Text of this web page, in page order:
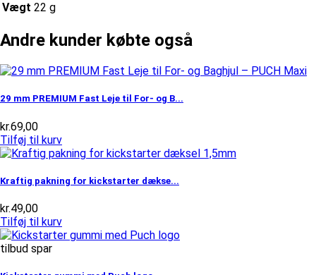
Vægt 22 g
Andre kunder købte også
29 mm PREMIUM Fast Leje til For- og B...
kr.69,00
Tilføj til kurv
Kraftig pakning for kickstarter dækse...
kr.49,00
Tilføj til kurv
tilbud spar